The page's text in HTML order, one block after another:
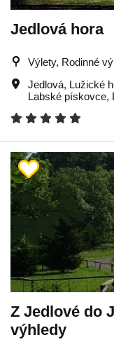
Jedlová hora
Výlety, Rodinné
Jedlová, Lužické
Labské pískovce,
Z Jedlové do
výhledy